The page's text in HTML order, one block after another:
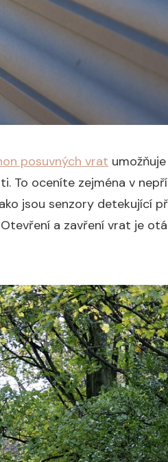
posuvných vrat
oceníte zejména v
jsou senzory detekující
a zavření vrat je